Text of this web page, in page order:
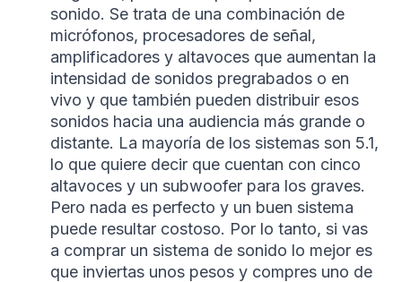
sonido. Se trata de una combinación de
micrófonos, procesadores de señal,
amplificadores y altavoces que aumentan la
intensidad de sonidos pregrabados o en
vivo y que también pueden distribuir esos
sonidos hacia una audiencia más grande o
distante.​​ La mayoría de los sistemas son 5.1,
lo que quiere decir que cuentan con cinco
altavoces y un subwoofer para los graves.
Pero nada es perfecto y un buen sistema
puede resultar costoso. Por lo tanto, si vas
a comprar un sistema de sonido lo mejor es
que inviertas unos pesos y compres uno de